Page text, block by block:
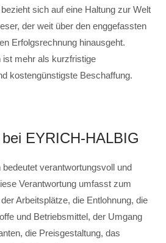
sich auf eine Haltung zur Welt
der weit über den enggefassten
Erfolgsrechnung hinausgeht.
ist mehr als kurzfristige
kostengünstigste Beschaffung.
EYRICH-HALBIG
verantwortungsvoll und
Verantwortung umfasst zum
Arbeitsplätze, die Entlohnung, die
und Betriebsmittel, der Umgang
die Preisgestaltung, das